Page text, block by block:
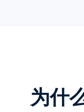
为什